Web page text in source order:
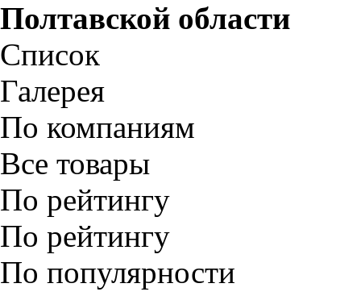
Полтавской области
Список
Галерея
По компаниям
Все товары
По рейтингу
По рейтингу
По популярности